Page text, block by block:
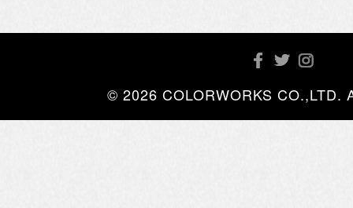
© 2026 COLORWORKS CO.,LTD.